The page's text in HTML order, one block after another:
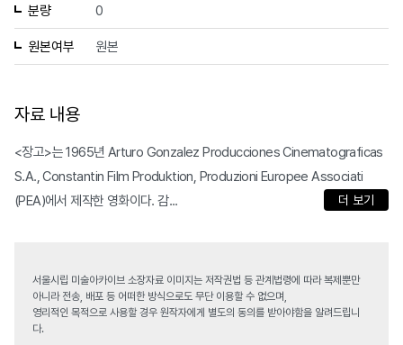
분량 0
원본여부 원본
자료 내용
<장고>는 1965년 Arturo Gonzalez Producciones Cinematograficas
S.A., Constantin Film Produktion, Produzioni Europee Associati
(PEA)에서 제작한 영화이다. 감...
더 보기
서울시립 미술아카이브 소장자료 이미지는 저작권법 등 관계법령에 따라 복제뿐만
아니라 전송, 배포 등 어떠한 방식으로도 무단 이용할 수 없으며,
영리적인 목적으로 사용할 경우 원작자에게 별도의 동의를 받아야함을 알려드립니
다.